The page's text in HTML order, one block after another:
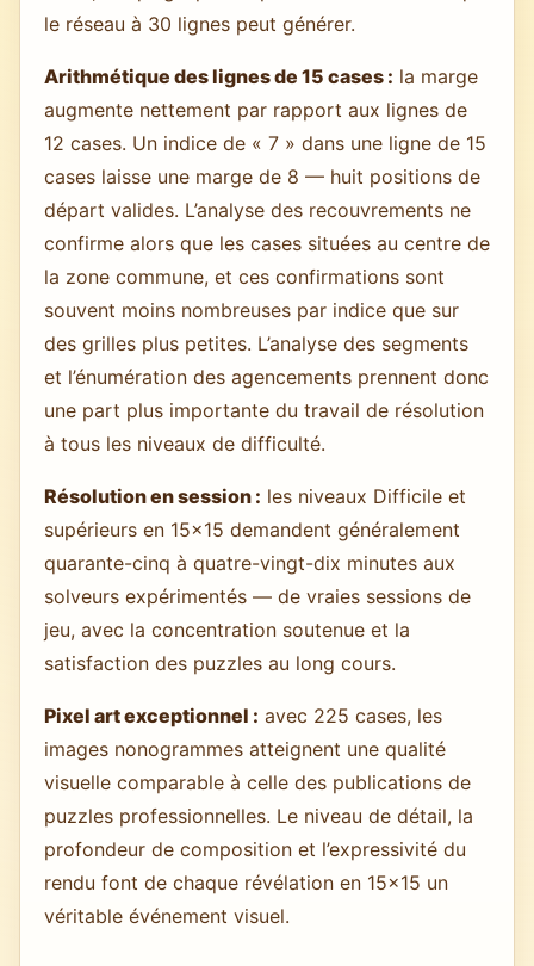
le réseau à 30 lignes peut générer.
Arithmétique des lignes de 15 cases : la marge
augmente nettement par rapport aux lignes de
12 cases. Un indice de « 7 » dans une ligne de 15
cases laisse une marge de 8 — huit positions de
départ valides. L’analyse des recouvrements ne
confirme alors que les cases situées au centre de
la zone commune, et ces confirmations sont
souvent moins nombreuses par indice que sur
des grilles plus petites. L’analyse des segments
et l’énumération des agencements prennent donc
une part plus importante du travail de résolution
à tous les niveaux de difficulté.
Résolution en session : les niveaux Difficile et
supérieurs en 15×15 demandent généralement
quarante-cinq à quatre-vingt-dix minutes aux
solveurs expérimentés — de vraies sessions de
jeu, avec la concentration soutenue et la
satisfaction des puzzles au long cours.
Pixel art exceptionnel : avec 225 cases, les
images nonogrammes atteignent une qualité
visuelle comparable à celle des publications de
puzzles professionnelles. Le niveau de détail, la
profondeur de composition et l’expressivité du
rendu font de chaque révélation en 15×15 un
véritable événement visuel.